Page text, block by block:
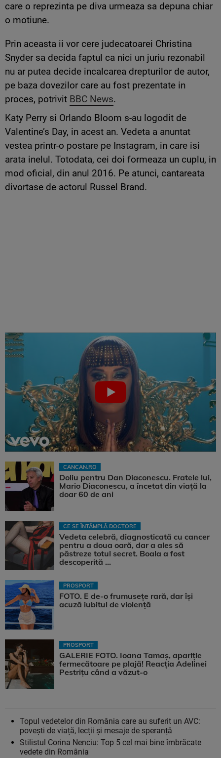
care o reprezinta pe diva urmeaza sa depuna chiar
o motiune.
Prin aceasta ii vor cere judecatoarei Christina
Snyder sa decida faptul ca nici un juriu rezonabil
nu ar putea decide incalcarea drepturilor de autor,
pe baza dovezilor care au fost prezentate in
proces, potrivit BBC News.
Katy Perry si Orlando Bloom s-au logodit de
Valentine’s Day, in acest an. Vedeta a anuntat
vestea printr-o postare pe Instagram, in care isi
arata inelul. Totodata, cei doi formeaza un cuplu, in
mod oficial, din anul 2016. Pe atunci, cantareata
divortase de actorul Russel Brand.
CANCAN.RO
Doliu pentru Dan Diaconescu. Fratele lui,
Mario Diaconescu, a încetat din viață la
doar 60 de ani
CE SE ÎNTÂMPLĂ DOCTORE
Vedeta celebră, diagnosticată cu cancer
pentru a doua oară, dar a ales să
păstreze totul secret. Boala a fost
descoperită ...
PROSPORT
FOTO. E de-o frumusețe rară, dar își
acuză iubitul de violență
PROSPORT
GALERIE FOTO. Ioana Tamaş, apariție
fermecătoare pe plajă! Reacția Adelinei
Pestrițu când a văzut-o
Topul vedetelor din România care au suferit un AVC:
povești de viață, lecții și mesaje de speranță
Stilistul Corina Nenciu: Top 5 cel mai bine îmbrăcate
vedete din România